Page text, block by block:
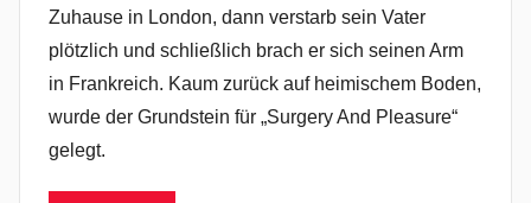
Zuhause in London, dann verstarb sein Vater
plötzlich und schließlich brach er sich seinen Arm
in Frankreich. Kaum zurück auf heimischem Boden,
wurde der Grundstein für „Surgery And Pleasure“
gelegt.